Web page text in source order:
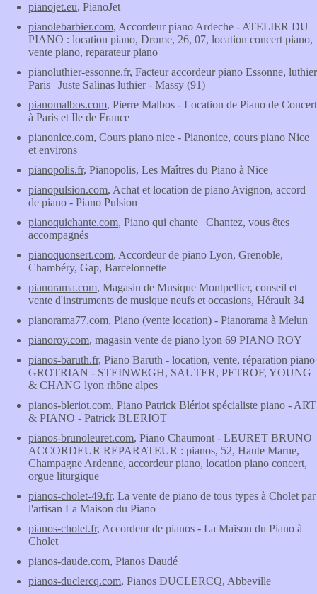
pianojet.eu, PianoJet
pianolebarbier.com, Accordeur piano Ardeche - ATELIER DU
PIANO : location piano, Drome, 26, 07, location concert piano,
vente piano, reparateur piano
pianoluthier-essonne.fr, Facteur accordeur piano Essonne, luthier
Paris | Juste Salinas luthier - Massy (91)
pianomalbos.com, Pierre Malbos - Location de Piano de Concert
à Paris et Ile de France
pianonice.com, Cours piano nice - Pianonice, cours piano Nice
et environs
pianopolis.fr, Pianopolis, Les Maîtres du Piano à Nice
pianopulsion.com, Achat et location de piano Avignon, accord
de piano - Piano Pulsion
pianoquichante.com, Piano qui chante | Chantez, vous êtes
accompagnés
pianoquonsert.com, Accordeur de piano Lyon, Grenoble,
Chambéry, Gap, Barcelonnette
pianorama.com, Magasin de Musique Montpellier, conseil et
vente d'instruments de musique neufs et occasions, Hérault 34
pianorama77.com, Piano (vente location) - Pianorama à Melun
pianoroy.com, magasin vente de piano lyon 69 PIANO ROY
pianos-baruth.fr, Piano Baruth - location, vente, réparation piano
GROTRIAN - STEINWEGH, SAUTER, PETROF, YOUNG
& CHANG lyon rhône alpes
pianos-bleriot.com, Piano Patrick Blériot spécialiste piano - ART
& PIANO - Patrick BLERIOT
pianos-brunoleuret.com, Piano Chaumont - LEURET BRUNO
ACCORDEUR REPARATEUR : pianos, 52, Haute Marne,
Champagne Ardenne, accordeur piano, location piano concert,
orgue liturgique
pianos-cholet-49.fr, La vente de piano de tous types à Cholet par
l'artisan La Maison du Piano
pianos-cholet.fr, Accordeur de pianos - La Maison du Piano à
Cholet
pianos-daude.com, Pianos Daudé
pianos-duclercq.com, Pianos DUCLERCQ, Abbeville